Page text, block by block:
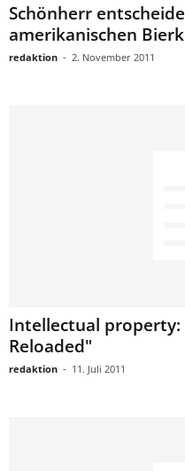
Schönherr
amerikanischen
redaktion - 2. November 2011
Intellectual
Reloaded"
redaktion - 11. Juli 2011